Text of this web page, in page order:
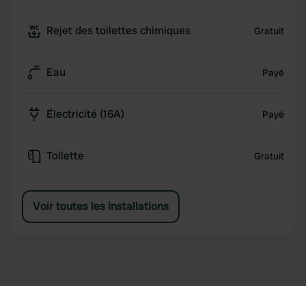
Rejet des toilettes chimiques Gratuit
Eau Payé
Électricité (16A) Payé
Toilette Gratuit
Voir toutes les installations